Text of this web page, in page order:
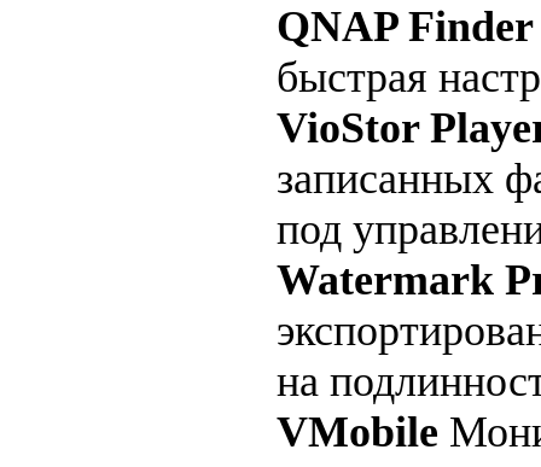
QNAP Finder
быстрая
VioStor
записанных
под
Watermark
на
VMobile